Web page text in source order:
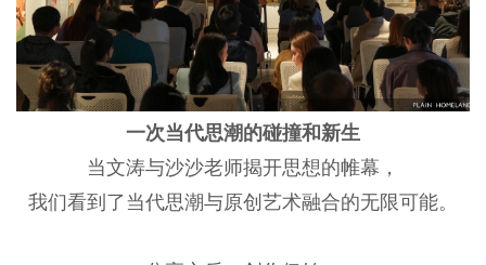
一次当代思潮的碰撞和新生
当文涛与沙沙老师揭开思想的帷幕，
我们看到了当代思潮与原创艺术融合的无限可能。